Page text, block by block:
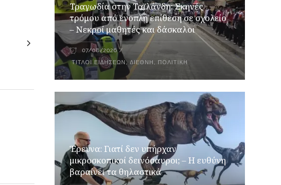
Τραγωδία στην Ταϊλάνδη: Σκηνές
τρόμου από ένοπλη επίθεση σε σχολείο
– Νεκροί μαθητές και δάσκαλοι
07/08/2026
ΤΊΤΛΟΙ ΕΙΔΉΣΕΩΝ,ΔΙΕΘΝΉ , ΠΟΛΙΤΙΚΉ
Έρευνα: Γιατί δεν υπήρχαν
μικροσκοπικοί δεινόσαυροι; – Η ευθύνη
βαραίνει τα θηλαστικά